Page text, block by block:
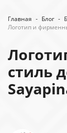
Главная - Блог -
Логотип и
стиль